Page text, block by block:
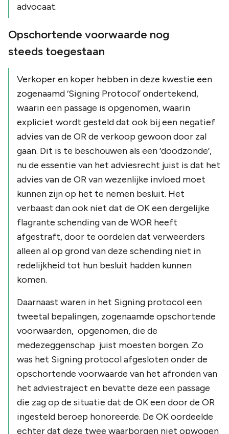
advocaat.
Opschortende voorwaarde nog
steeds toegestaan
Verkoper en koper hebben in deze kwestie een
zogenaamd ‘Signing Protocol’ ondertekend,
waarin een passage is opgenomen, waarin
expliciet wordt gesteld dat ook bij een negatief
advies van de OR de verkoop gewoon door zal
gaan. Dit is te beschouwen als een ‘doodzonde’,
nu de essentie van het adviesrecht juist is dat het
advies van de OR van wezenlijke invloed moet
kunnen zijn op het te nemen besluit. Het
verbaast dan ook niet dat de OK een dergelijke
flagrante schending van de WOR heeft
afgestraft, door te oordelen dat verweerders
alleen al op grond van deze schending niet in
redelijkheid tot hun besluit hadden kunnen
komen.
Daarnaast waren in het Signing protocol een
tweetal bepalingen, zogenaamde opschortende
voorwaarden, opgenomen, die de
medezeggenschap juist moesten borgen. Zo
was het Signing protocol afgesloten onder de
opschortende voorwaarde van het afronden van
het adviestraject en bevatte deze een passage
die zag op de situatie dat de OK een door de OR
ingesteld beroep honoreerde. De OK oordeelde
echter dat deze twee waarborgen niet opwogen